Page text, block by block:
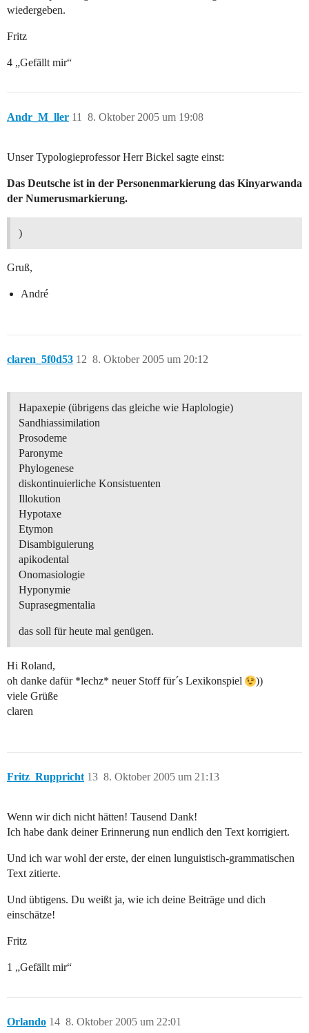
wiedergeben.
Fritz
4 „Gefällt mir“
Andr_M_ller 8. Oktober 2005 um 19:08
11
Unser Typologieprofessor Herr Bickel sagte einst:
Das Deutsche ist in der Personenmarkierung das Kinyarwanda
der Numerusmarkierung.
)
Gruß,
André
claren_5f0d53 8. Oktober 2005 um 20:12
12
Hapaxepie (übrigens das gleiche wie Haplologie)
Sandhiassimilation
Prosodeme
Paronyme
Phylogenese
diskontinuierliche Konsistuenten
Illokution
Hypotaxe
Etymon
Disambiguierung
apikodental
Onomasiologie
Hyponymie
Suprasegmentalia
das soll für heute mal genügen.
Hi Roland,
oh danke dafür *lechz* neuer Stoff für´s Lexikonspiel
))
viele Grüße
claren
Fritz_Ruppricht 8. Oktober 2005 um 21:13
13
Wenn wir dich nicht hätten! Tausend Dank!
Ich habe dank deiner Erinnerung nun endlich den Text korrigiert.
Und ich war wohl der erste, der einen lunguistisch-grammatischen
Text zitierte.
Und übtigens. Du weißt ja, wie ich deine Beiträge und dich
einschätze!
Fritz
1 „Gefällt mir“
Orlando 8. Oktober 2005 um 22:01
14